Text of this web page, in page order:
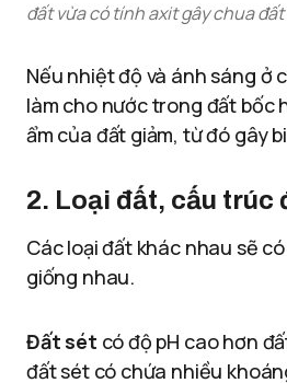
đất vừa có tính axit gây chua đất
Nếu nhiệt độ và ánh sáng ở
làm cho nước trong đất bốc
ẩm của đất giảm, từ đó gây
2. Loại đất, cấu trúc
Các loại đất khác nhau sẽ
giống nhau.
Đất sét có độ pH cao hơn
đất sét có chứa nhiều